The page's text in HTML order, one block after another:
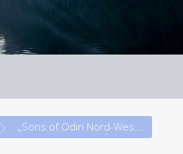
„Sons of Odin Nord-West e.V.“ – Exklusiver QR-Code-Kultur-Aufkleber